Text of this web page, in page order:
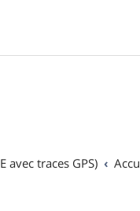
avec traces GPS)